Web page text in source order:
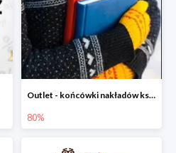
Outlet - końcówki nakładów książek
80%